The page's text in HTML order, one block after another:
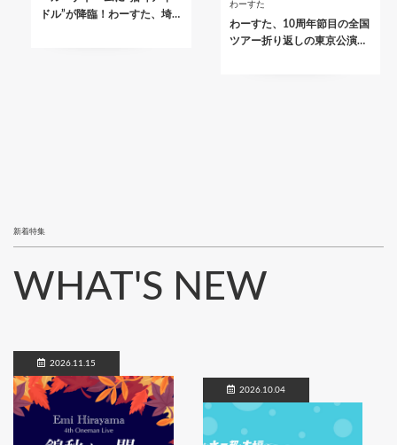
ドル”が降臨！わーすた、埼…
わーすた
わーすた、10周年節目の全国
ツアー折り返しの東京公演…
新着特集
WHAT'S NEW
2026.11.15
2026.10.04